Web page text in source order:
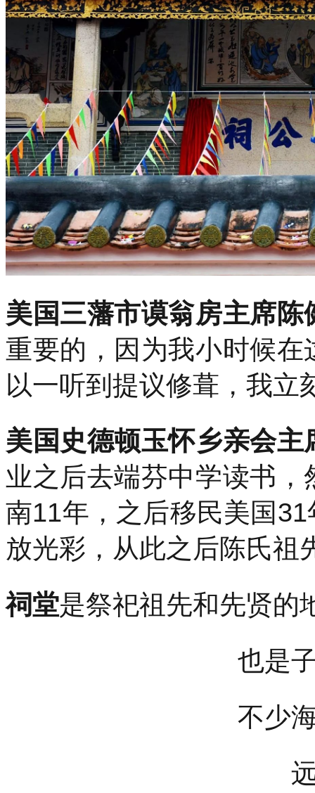
美国三藩市谟翁房主席陈
重要的，因为我小时候
以一听到提议修葺，我立
美国史德顿玉怀乡亲会主
业之后去端芬中学读书
南11年，之后移民美国
放光彩，从此之后陈氏祖
祠堂是祭祀祖先和先贤的
也是
不少